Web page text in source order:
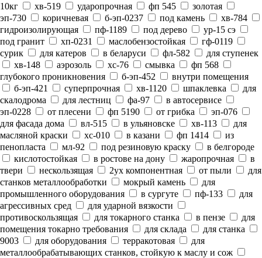
10кг
хв-519 ударопрочная фп 545
золотая
эп-730
коричневая б-эп-0237 под камень
хв-784
гидроизолирующая
пф-1189 под дерево
ур-15 сэ
под гранит
хп-0231 маслобензостойкая
гф-0119
сурик
для катеров в беларуси фл-582
для ступенек
хв-148
аэрозоль хс-76 смывка
фп 568
глубокого проникновения
б-эп-452
внутри помещения
б-эп-421
суперпрочная хв-1120 шпаклевка
для
скалодрома
для лестниц фа-97
в автосервисе
эп-0228
от плесени фп 5190 от грибка
эп-076
для фасада дома
вл-515 в ульяновске хв-113
для
масляной краски
хс-010 в казани фп 1414
из
пенопласта
мл-92 под резиновую краску
в белгороде
кислотостойкая
в ростове на дону жаропрочная
в
твери
нескользящая 2ух компонентная от пыли
для
станков металлообработки
мокрый камень
для
промышленного оборудования
в сургуте пф-133
для
агрессивных сред
для ударной вязкости
противоскользящая
для токарного станка в пензе
для
помещения токарно требования
для склада
для станка
9003
для оборудования терракотовая
для
металлообрабатывающих станков, стойкую к маслу и сож